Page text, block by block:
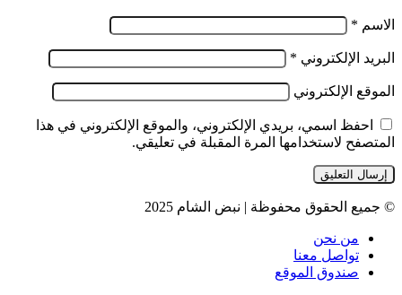
الاسم *
البريد الإلكتروني *
الموقع الإلكتروني
احفظ اسمي، بريدي الإلكتروني، والموقع الإلكتروني في هذا
المتصفح لاستخدامها المرة المقبلة في تعليقي.
© جميع الحقوق محفوظة | نبض الشام 2025
من نحن
تواصل معنا
صندوق الموقع